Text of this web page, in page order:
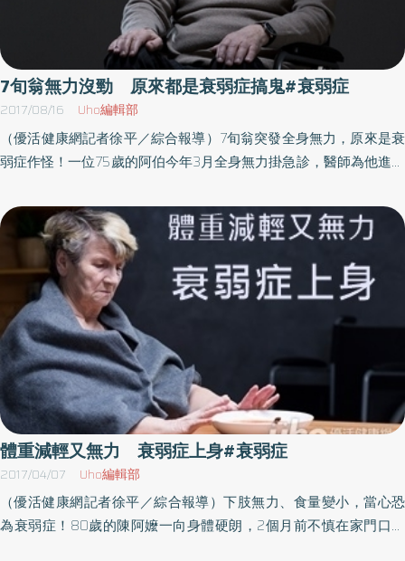
物理治療師提醒，隨著年紀增長，身體的素質、免疫力都會因為衰
老而退化，尤其中高年齡層的族群通常在冬天時活動量較少，加上
疫情的影響，更應設法維持基本活動量，以免疫情過後更加衰弱。
老年人半數有退化性膝關節炎！真相：少動反而傷關節以國人最常
見的退化疾病「退化性關節炎」為例，鄭融指出，65歲以上的人有
一半有退化性關節炎，常見症狀是起床時關節僵硬卡卡，活動後狀
況好轉，但隨著壓力不斷累積，關節出現痠軟無力的症狀，下樓梯
時尤其明顯，在氣候變化時，也會因為氣壓變化、關節中的微小氣
會使關節呈現肉眼可見的腫脹變形，不過因為變化緩慢，自己不易
察覺，很多人會到軟骨磨損疼痛才發現自己罹患退化性關節炎。退
化性關節炎好發族群以女性跟肥胖者居多，除了先天結構差異，過
去女性的運動比例普遍比男性來的低，連帶使得關節再生速率比較
差，鄭融笑說，這其實是很多民眾都有的迷思，「很多人以為預防
退化性關節炎，就必須防止軟骨磨損，因此要盡量少動、省著點
用，事實上卻是愈省著用，壞得愈快」。預防勝於治療！為關節補
充營養，「動起來」比吃更重要為什麼少動反而傷關節？關鍵在於
關節補充營養、新陳代謝的方式，鄭融說，「關節裡的血管相對較
少，養分交換是靠壓力差來進行，因此關節軟骨需要被擠壓，協助
裡面的代謝廢物完成比較強力的新陳代謝，如果運動少，關節受到
的擠壓撞擊也比較少，養分交換的速率就會跟著變慢。」鄭融也引
述近年一項研究表示，這項長達20年追蹤研究，針對有運動習慣的
人和沒有運動習慣的人，比較兩個群體的膝關節軟骨厚度，結果發
7旬翁無力沒勁 原來都是衰弱症搞鬼#衰弱症
2017/08/16 Uho編輯部
（優活健康網記者徐平／綜合報導）7旬翁突發全身無力，原來是衰
弱症作怪！一位75歲的阿伯今年3月全身無力掛急診，醫師為他進行
「衰弱評估量表」，發現阿伯無力提不起勁原來都是「衰弱症」搞
的鬼。檢查後更發現阿伯另有甲狀腺低下症狀，另外還有運動不足
及多重藥物問題，經醫師調整藥物、運動教育後，阿伯已經能夠不
依靠輪椅，可以自行走路到診間看診。老人活動範圍小 走路越來
越慢老人生體機能日漸衰退，若整天待在房子哩，活動範圍小容易
連帶運動少，肌肉被伸展的機會變少，造成有些老人體重減輕、肌
力下降，走路越來越慢，久坐不動的生活模式在未來也可能增加肌
肉萎縮的機會。目前的急診環境對高齡者不友善台灣人口老化速度
是全世界第一名，預計在2025年時老年人口比率會急速上升至
20%，然而當前急診就醫環境對高齡長者並不友善，無法周全性處
理高齡長者跨科病症的複雜問題。奇美醫學中心急診醫學部結合護
理部、老年醫學科、全人醫療科、緩和醫療中心、社會服務部、營
養科、復健部與藥劑部等跨部科單位，成立「奇美高齡急診整合團
隊」，進行提升急診高齡照護品質計畫。善待高齡長者就是善待未
來的自己奇美醫學中心急診醫學部兼老年醫學科主治醫師黃建程表
體重減輕又無力 衰弱症上身#衰弱症
2017/04/07 Uho編輯部
（優活健康網記者徐平／綜合報導）下肢無力、食量變小，當心恐
為衰弱症！80歲的陳阿嬤一向身體硬朗，2個月前不慎在家門口跌